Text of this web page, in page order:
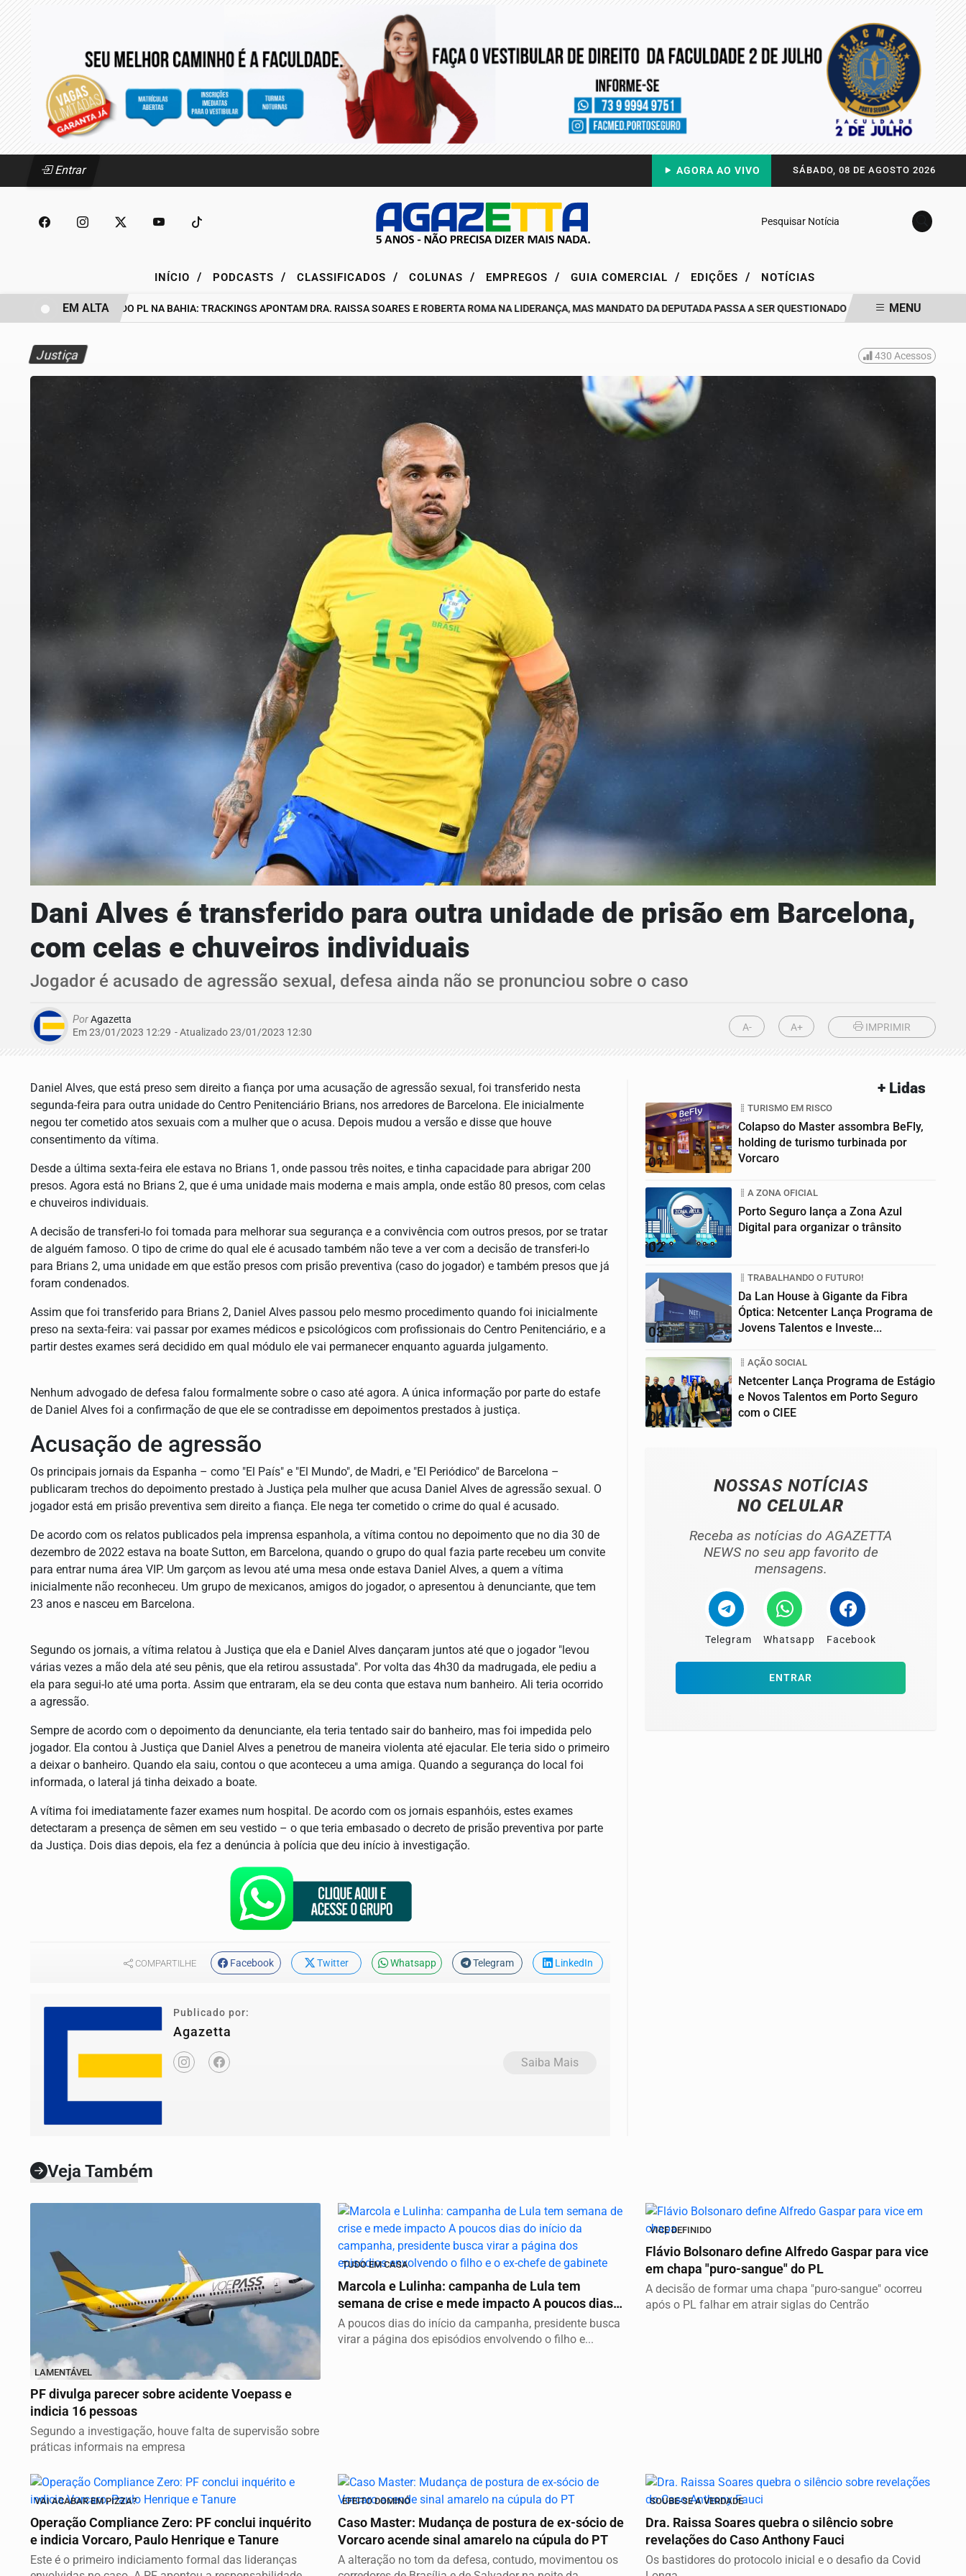
Entrar SÁBADO, 08 DE AGOSTO 2026
AGORA AO VIVO
Pesquisar Notícia
INÍCIO / PODCASTS / CLASSIFICADOS / COLUNAS / EMPREGOS / GUIA COMERCIAL / EDIÇÕES / NOTÍCIAS
BASTIDORES DO PL NA BAHIA: TRACKINGS APONTAM DRA. RAISSA SOARES E ROBERTA ROMA NA LIDERANÇA, MAS MANDATO DA DEPUTADA PASSA A SER QUESTIONADO DRA. RAISSA SOARES
EM ALTA MENU
Justiça 430 Acessos
Dani Alves é transferido para outra unidade de prisão em Barcelona,
com celas e chuveiros individuais
Jogador é acusado de agressão sexual, defesa ainda não se pronunciou sobre o caso
PorAgazetta
Em 23/01/2023 12:29 - Atualizado23/01/2023 12:30 A- A+ IMPRIMIR
Daniel Alves, que está preso sem direito a fiança por uma acusação de agressão sexual, foi transferido nesta
segunda-feira para outra unidade do Centro Penitenciário Brians, nos arredores de Barcelona. Ele inicialmente
negou ter cometido atos sexuais com a mulher que o acusa. Depois mudou a versão e disse que houve
consentimento da vítima.
Desde a última sexta-feira ele estava no Brians 1, onde passou três noites, e tinha capacidade para abrigar 200
presos. Agora está no Brians 2, que é uma unidade mais moderna e mais ampla, onde estão 80 presos, com celas
e chuveiros individuais.
A decisão de transferi-lo foi tomada para melhorar sua segurança e a convivência com outros presos, por se tratar
de alguém famoso. O tipo de crime do qual ele é acusado também não teve a ver com a decisão de transferi-lo
para Brians 2, uma unidade em que estão presos com prisão preventiva (caso do jogador) e também presos que já
foram condenados.
Assim que foi transferido para Brians 2, Daniel Alves passou pelo mesmo procedimento quando foi inicialmente
preso na sexta-feira: vai passar por exames médicos e psicológicos com profissionais do Centro Penitenciário, e a
partir destes exames será decidido em qual módulo ele vai permanecer enquanto aguarda julgamento.
Nenhum advogado de defesa falou formalmente sobre o caso até agora. A única informação por parte do estafe
de Daniel Alves foi a confirmação de que ele se contradisse em depoimentos prestados à justiça.
Acusação de agressão
Os principais jornais da Espanha – como "El País" e "El Mundo", de Madri, e "El Periódico" de Barcelona –
publicaram trechos do depoimento prestado à Justiça pela mulher que acusa Daniel Alves de agressão sexual. O
jogador está em prisão preventiva sem direito a fiança. Ele nega ter cometido o crime do qual é acusado.
De acordo com os relatos publicados pela imprensa espanhola, a vítima contou no depoimento que no dia 30 de
dezembro de 2022 estava na boate Sutton, em Barcelona, quando o grupo do qual fazia parte recebeu um convite
para entrar numa área VIP. Um garçom as levou até uma mesa onde estava Daniel Alves, a quem a vítima
inicialmente não reconheceu. Um grupo de mexicanos, amigos do jogador, o apresentou à denunciante, que tem
23 anos e nasceu em Barcelona.
Segundo os jornais, a vítima relatou à Justiça que ela e Daniel Alves dançaram juntos até que o jogador "levou
várias vezes a mão dela até seu pênis, que ela retirou assustada". Por volta das 4h30 da madrugada, ele pediu a
ela para segui-lo até uma porta. Assim que entraram, ela se deu conta que estava num banheiro. Ali teria ocorrido
a agressão.
Sempre de acordo com o depoimento da denunciante, ela teria tentado sair do banheiro, mas foi impedida pelo
jogador. Ela contou à Justiça que Daniel Alves a penetrou de maneira violenta até ejacular. Ele teria sido o primeiro
a deixar o banheiro. Quando ela saiu, contou o que aconteceu a uma amiga. Quando a segurança do local foi
informada, o lateral já tinha deixado a boate.
A vítima foi imediatamente fazer exames num hospital. De acordo com os jornais espanhóis, estes exames
detectaram a presença de sêmen em seu vestido – o que teria embasado o decreto de prisão preventiva por parte
da Justiça. Dois dias depois, ela fez a denúncia à polícia que deu início à investigação.
COMPARTILHE Facebook Twitter Whatsapp Telegram LinkedIn
Publicado por:
Agazetta
Saiba Mais
+ Lidas
01
TURISMO EM RISCO
Colapso do Master assombra BeFly,
holding de turismo turbinada por
Vorcaro
02
A ZONA OFICIAL
Porto Seguro lança a Zona Azul
Digital para organizar o trânsito
03
TRABALHANDO O FUTURO!
Da Lan House à Gigante da Fibra
Óptica: Netcenter Lança Programa de
Jovens Talentos e Investe...
04
AÇÃO SOCIAL
Netcenter Lança Programa de Estágio
e Novos Talentos em Porto Seguro
com o CIEE
NOSSAS NOTÍCIAS
NO CELULAR
Receba as notícias do AGAZETTA
NEWS no seu app favorito de
mensagens.
Telegram Whatsapp Facebook
ENTRAR
Veja Também
LAMENTÁVEL
PF divulga parecer sobre acidente Voepass e
indicia 16 pessoas
Segundo a investigação, houve falta de supervisão sobre
práticas informais na empresa
TUDO EM CASA
Marcola e Lulinha: campanha de Lula tem
semana de crise e mede impacto A poucos dias
do início...
A poucos dias do início da campanha, presidente busca
virar a página dos episódios envolvendo o filho e...
VICE DEFINIDO
Flávio Bolsonaro define Alfredo Gaspar para vice
em chapa "puro-sangue" do PL
A decisão de formar uma chapa "puro-sangue" ocorreu
após o PL falhar em atrair siglas do Centrão
VAI ACABAR EM PIZZA?
Operação Compliance Zero: PF conclui inquérito
e indicia Vorcaro, Paulo Henrique e Tanure
Este é o primeiro indiciamento formal das lideranças
EFEITO DOMINÓ
Caso Master: Mudança de postura de ex-sócio de
Vorcaro acende sinal amarelo na cúpula do PT
A alteração no tom da defesa, contudo, movimentou os
SOUBE-SE A VERDADE
Dra. Raissa Soares quebra o silêncio sobre
revelações do Caso Anthony Fauci
Os bastidores do protocolo inicial e o desafio da Covid